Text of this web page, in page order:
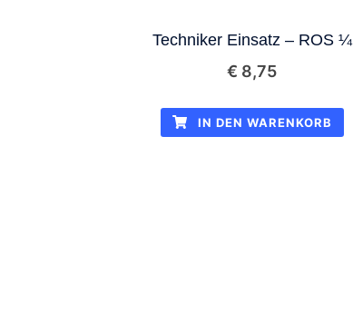
Techniker Einsatz – ROS ¼
€ 8,75
IN DEN WARENKORB